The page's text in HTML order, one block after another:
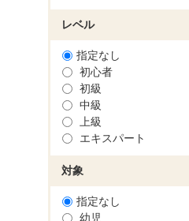
レベル
指定なし
初心者
初級
中級
上級
エキスパート
対象
指定なし
幼児